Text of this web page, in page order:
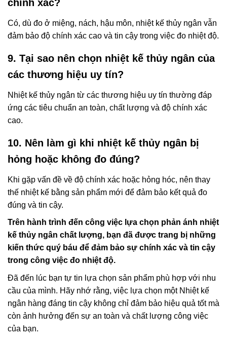
chính xác?
Có, dù đo ở miệng, nách, hậu môn, nhiệt kế thủy ngân vẫn
đảm bảo độ chính xác cao và tin cậy trong việc đo nhiệt độ.
9. Tại sao nên chọn nhiệt kế thủy ngân của
các thương hiệu uy tín?
Nhiệt kế thủy ngân từ các thương hiệu uy tín thường đáp
ứng các tiêu chuẩn an toàn, chất lượng và độ chính xác
cao.
10. Nên làm gì khi nhiệt kế thủy ngân bị
hỏng hoặc không đo đúng?
Khi gặp vấn đề về độ chính xác hoặc hỏng hóc, nên thay
thế nhiệt kế bằng sản phẩm mới để đảm bảo kết quả đo
đúng và tin cậy.
Trên hành trình đến công việc lựa chọn phản ánh nhiệt
kế thủy ngân chất lượng, bạn đã được trang bị những
kiến ​​thức quý báu để đảm bảo sự chính xác và tin cậy
trong công việc đo nhiệt độ.
Đã đến lúc bạn tự tin lựa chọn sản phẩm phù hợp với nhu
cầu của mình. Hãy nhớ rằng, việc lựa chọn một Nhiệt kế
ngân hàng đáng tin cậy không chỉ đảm bảo hiệu quả tốt mà
còn ảnh hưởng đến sự an toàn và chất lượng công việc
của bạn.